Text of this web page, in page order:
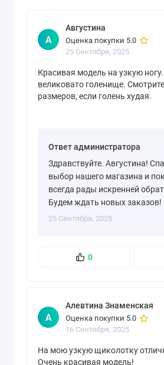
А
Августина
Оценка покупки 5.0
25 Сентября, 2025
Красивая модель на узкую
великовато голенище.
размеров, если голень худая.
0
Ответ администратора
Здравствуйте. Августина!
выбор нашего магазина и
всегда рады искренней
Будем ждать новых заказов!
25 Сентября, 2025
А
Алевтина Знаменская
Оценка покупки 5.0
16 Сентября, 2025
На мою узкую щиколотку
Очень красивая модель!